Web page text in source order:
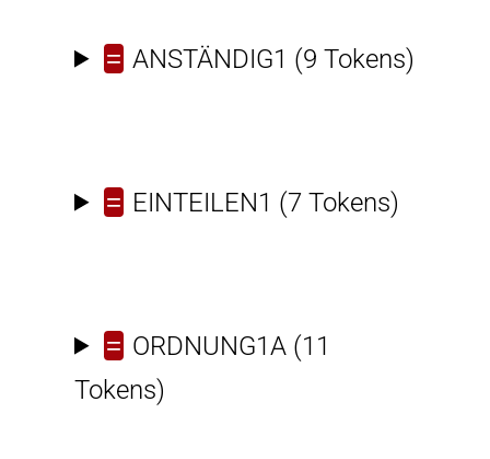
= ANSTÄNDIG1 (9 Tokens)
= EINTEILEN1 (7 Tokens)
= ORDNUNG1A (11
Tokens)